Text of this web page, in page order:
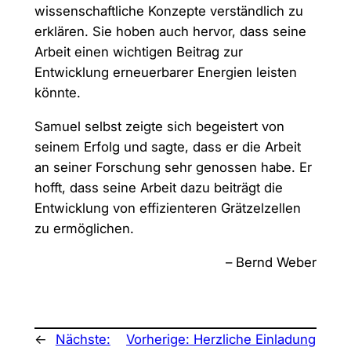
wissenschaftliche Konzepte verständlich zu
erklären. Sie hoben auch hervor, dass seine
Arbeit einen wichtigen Beitrag zur
Entwicklung erneuerbarer Energien leisten
könnte.
Samuel selbst zeigte sich begeistert von
seinem Erfolg und sagte, dass er die Arbeit
an seiner Forschung sehr genossen habe. Er
hofft, dass seine Arbeit dazu beiträgt die
Entwicklung von effizienteren Grätzelzellen
zu ermöglichen.
– Bernd Weber
←
Nächste:
Vorherige: Herzliche Einladung